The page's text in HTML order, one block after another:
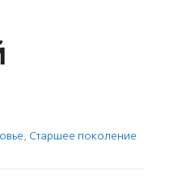
, Старшее поколение